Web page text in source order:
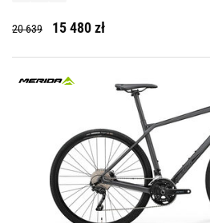
20 639 15 480 zł